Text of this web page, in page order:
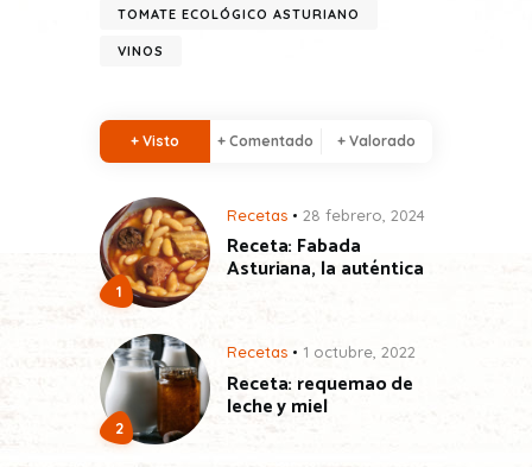
TOMATE ECOLÓGICO ASTURIANO
VINOS
+ Visto + Comentado + Valorado
Recetas 28 febrero, 2024
Receta: Fabada
Asturiana, la auténtica
Recetas 1 octubre, 2022
Receta: requemao de
leche y miel